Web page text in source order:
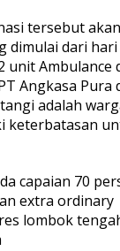
tersebut
dimulai dari
unit Ambulance
Angkasa Pura
adalah
keterbatasan
capaian 70
extra
lombok